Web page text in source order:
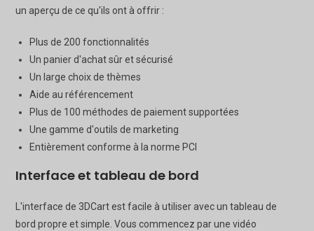
un aperçu de ce qu'ils ont à offrir :
Plus de 200 fonctionnalités
Un panier d'achat sûr et sécurisé
Un large choix de thèmes
Aide au référencement
Plus de 100 méthodes de paiement supportées
Une gamme d'outils de marketing
Entièrement conforme à la norme PCI
Interface et tableau de bord
L'interface de 3DCart est facile à utiliser avec un tableau de
bord propre et simple. Vous commencez par une vidéo